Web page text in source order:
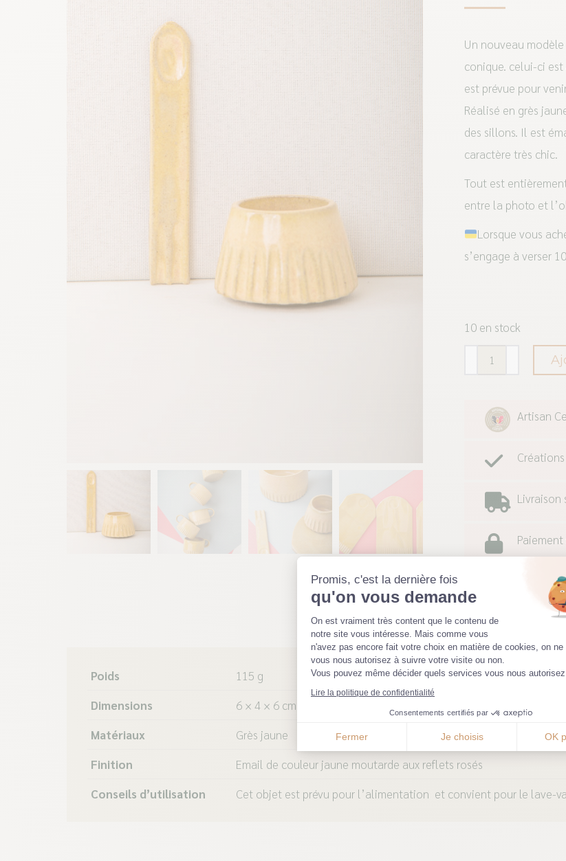
Un nouveau
conique. celui-ci
est prévue pour
Réalisé en grès
des sillons. Il est
caractère très chic.
Tout est
entre la photo et
Lorsque vous
s’engage à verser
10 en stock
quantité
Artisan
Livraison
Poids
115 g
Dimensions
6 × 4 × 6 cm
Matériaux
Grès jaune
Finition
Email de couleur jaune moutarde aux reflets rosés
Conseils d’utilisation
Cet objet est prévu pour l’alimentation et convient pour le lave-
Promis, c'est la dernière fois
qu'on vous demande
Plateforme de Gestion du
On est vraiment très content que le contenu de
notre site vous intéresse. Mais comme vous
n'avez pas encore fait votre choix en matière de cookies, on
vous nous autorisez à suivre votre visite ou non.
Vous pouvez même décider quels services vous nous
Lire la politique de confidentialité
Consentements certifiés par
Fermer Je choisis OK
Axeptio consent